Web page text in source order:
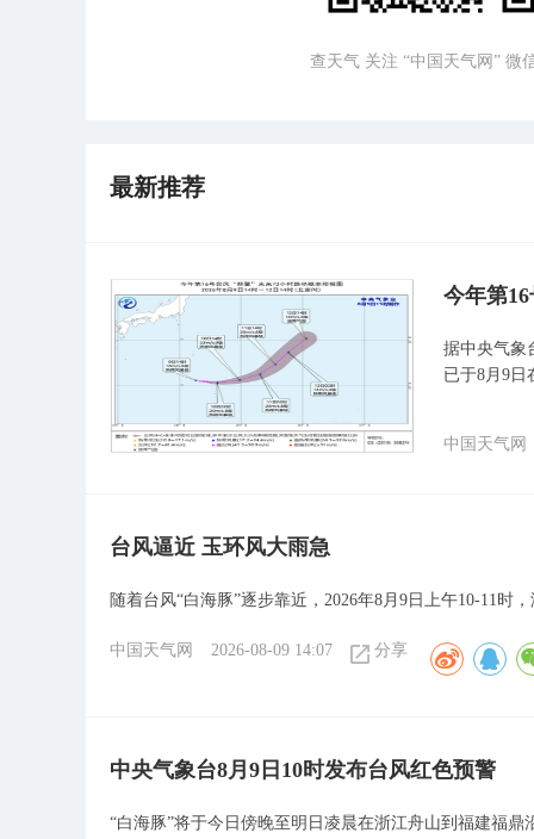
查天气 关注 “中国天气网” 微
最新推荐
今年第
据中央气象
已于8月9日
中国天气网
台风逼近 玉环风大雨急
随着台风“白海豚”逐步靠近，2026年8月9日上午10-11时
中国天气网 2026-08-09 14:07 分享
中央气象台8月9日10时发布台风红色预警
“白海豚”将于今日傍晚至明日凌晨在浙江舟山到福建福鼎